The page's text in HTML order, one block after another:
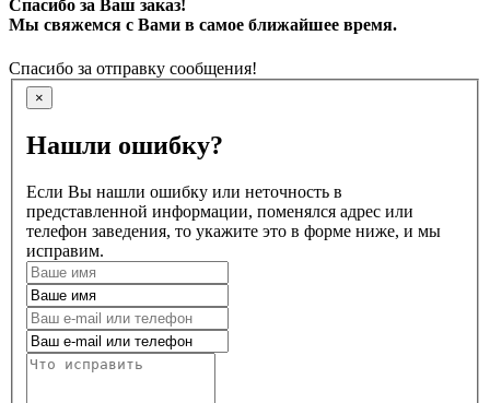
Спасибо за Ваш заказ!
Мы свяжемся с Вами в самое ближайшее время.
Спасибо за отправку сообщения!
×
Нашли ошибку?
Если Вы нашли ошибку или неточность в
представленной информации, поменялся адрес или
телефон заведения, то укажите это в форме ниже, и мы
исправим.